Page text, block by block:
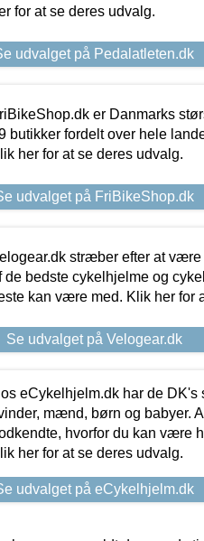
for at se deres udvalg.
udvalget på Pedalatleten.dk
er Danmarks
butikker fordelt over hele
her for at se deres udvalg.
udvalget på FriBikeShop.dk
stræber efter at
de bedste cykelhjelme og
kan være med. Klik her for
Se udvalget på Velogear.dk
eCykelhjelm.dk har de DK's
mænd, børn og babyer.
hvorfor du kan være
her for at se deres udvalg.
udvalget på eCykelhjelm.dk